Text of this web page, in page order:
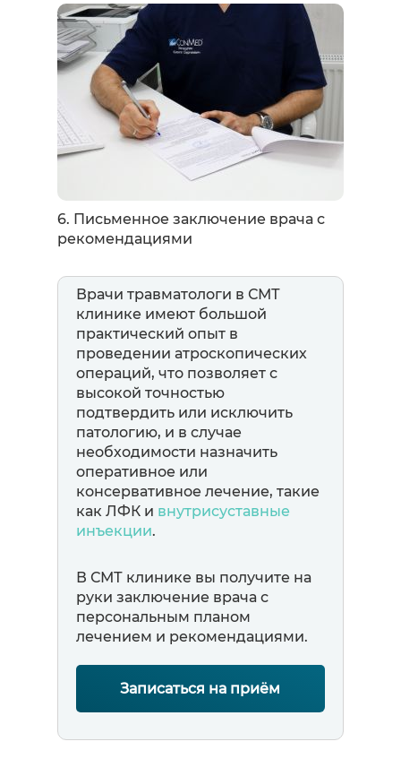
6. Письменное заключение врача с
рекомендациями
Врачи травматологи в СМТ
клинике имеют большой
практический опыт в
проведении атроскопических
операций, что позволяет с
высокой точностью
подтвердить или исключить
патологию, и в случае
необходимости назначить
оперативное или
консервативное лечение, такие
как ЛФК и внутрисуставные
инъекции.
В СМТ клинике вы получите на
руки заключение врача с
персональным планом
лечением и рекомендациями.
Записаться на приём